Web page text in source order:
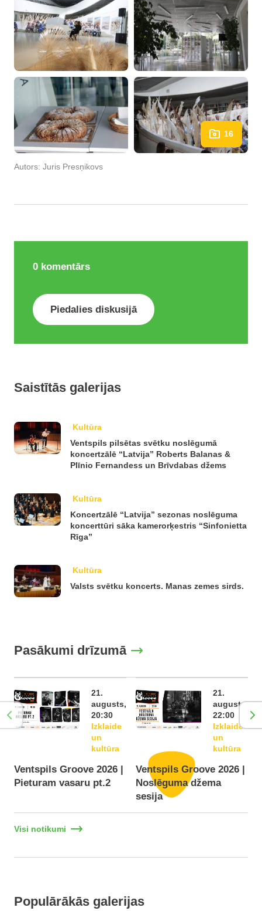
16
Autors: Juris Presņikovs
0 komentārs
Piedalies diskusijā
Saistītās galerijas
Kultūra
Ventspils pilsētas svētku noslēgumā
koncertzālē “Latvija” Roberts Balanas &
Plīnio Fernandess un Brīvdabas džems
Kultūra
Koncertzālē “Latvija” sezonas noslēguma
koncerttūri sāka kamerorķestris “Sinfonietta
Rīga”
Kultūra
Valsts svētku koncerts. Manas zemes sirds.
Pasākumi drīzumā
21.
augusts,
20:30
Izklaide
un
kultūra
Ventspils Groove 2026 |
Pieturam vasaru pt.2
21.
augusts,
22:00
Izklaide
un
kultūra
Ventspils Groove 2026 |
Noslēguma džema
sesija
Visi notikumi
Populārākās galerijas